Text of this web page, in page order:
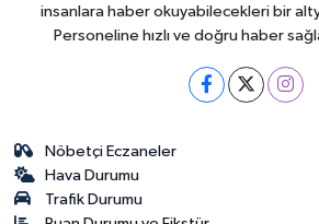
insanlara haber okuyabilecekleri bir
Personeline hızlı ve doğru haber
Nöbetçi Eczaneler
Hava Durumu
Trafik Durumu